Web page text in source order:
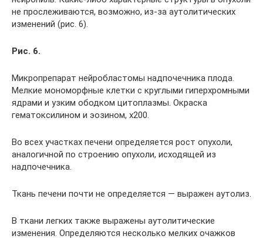
не прослеживаются, возможно, из-за аутолитических
изменений (рис. 6).
Рис. 6.
Микропрепарат нейробластомы надпочечника плода.
Мелкие мономорфные клетки с круглыми гиперхромными
ядрами и узким ободком цитоплазмы. Окраска
гематоксилином и эозином, x200.
Во всех участках печени определяется рост опухоли,
аналогичной по строению опухоли, исходящей из
надпочечника.
Ткань печени почти не определяется — выражен аутолиз.
В ткани легких также выражены аутолитические
изменения. Определяются несколько мелких очажков